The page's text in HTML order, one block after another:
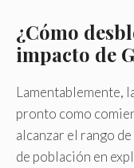
¿Cómo
impacto de
Lamentablemente,
pronto como
alcanzar el rango
de población en